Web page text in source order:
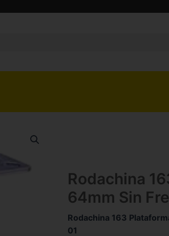
Rodachina
64mm Sin
Rodachina 163
01